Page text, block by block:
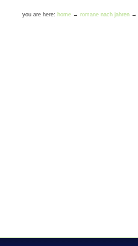
you are here: home → romane nach jahren →